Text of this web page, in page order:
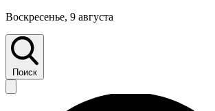
Воскресенье, 9 августа
Поиск